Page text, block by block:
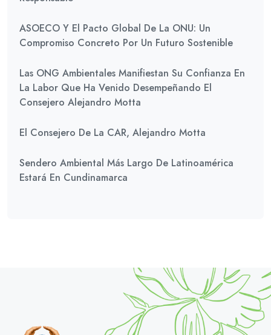
ASOECO Y El Pacto Global De La ONU: Un
Compromiso Concreto Por Un Futuro Sostenible
Las ONG Ambientales Manifiestan Su Confianza En
La Labor Que Ha Venido Desempeñando El
Consejero Alejandro Motta
El Consejero De La CAR, Alejandro Motta
Sendero Ambiental Más Largo De Latinoamérica
Estará En Cundinamarca